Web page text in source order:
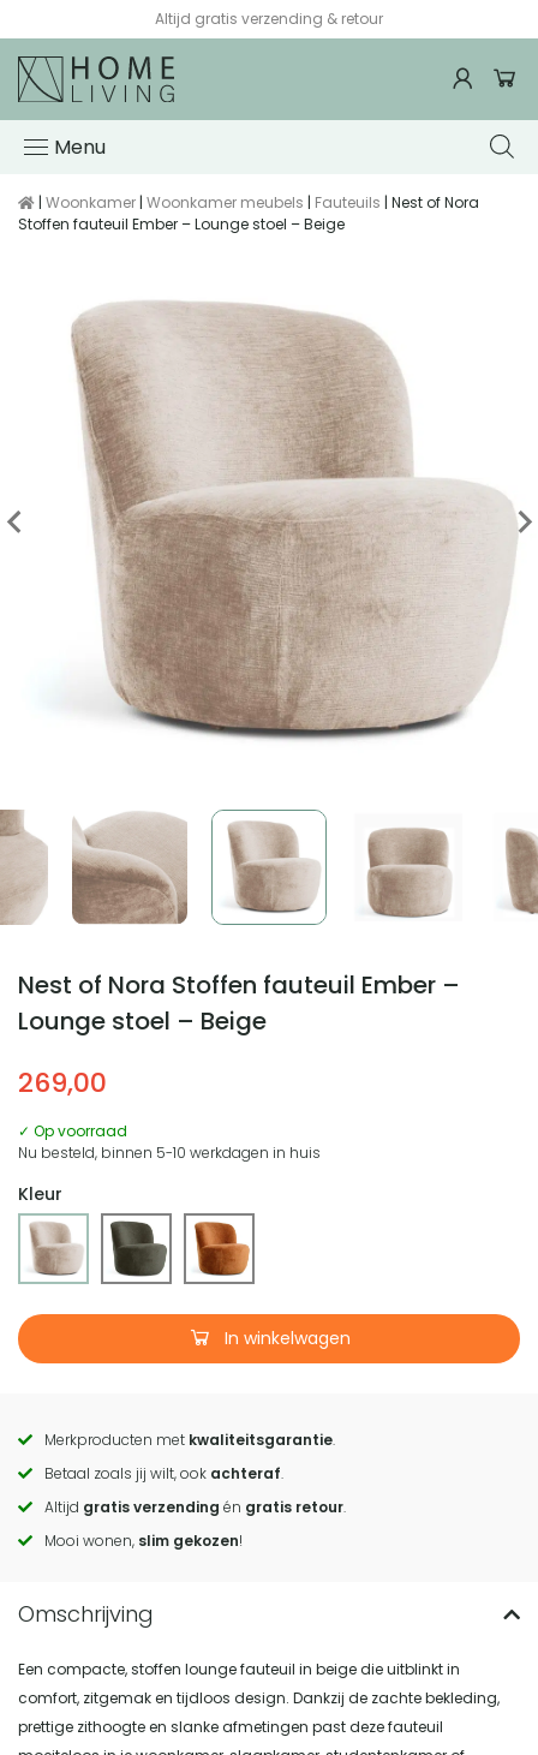
Altijd gratis verzending & retour
Menu
| Woonkamer | Woonkamer meubels | Fauteuils | Nest of Nora
Stoffen fauteuil Ember – Lounge stoel – Beige
Nest of Nora Stoffen fauteuil Ember –
Lounge stoel – Beige
269,00
✓ Op voorraad
Nu besteld, binnen 5-10 werkdagen in huis
Kleur
In winkelwagen
Call
to
actions
Merkproducten met kwaliteitsgarantie.
Betaal zoals jij wilt, ook achteraf.
Altijd gratis verzending én gratis retour.
Mooi wonen, slim gekozen!
Een compacte, stoffen lounge fauteuil in beige die uitblinkt in
comfort, zitgemak en tijdloos design. Dankzij de zachte bekleding,
prettige zithoogte en slanke afmetingen past deze fauteuil